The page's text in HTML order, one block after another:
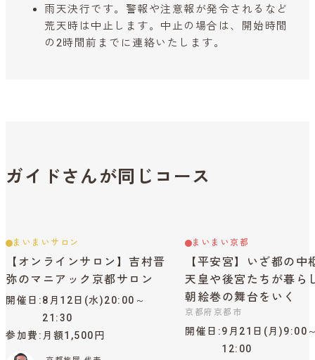
雨天決行です。警報や注意報が発令されるなど
荒天時は中止します。中止の場合は、開始時間
の2時間前までに連絡いたします。
ガイドさんが同じコース
まいまいサロン
【オンラインサロン】吉村晋
弥のマニアック京都サロン
開催日
8月12日(水)20:00～
21:30
参加費
月額1,500円
まいまい京都
【平安宮】いざ都の中
天皇や後宮たちが暮ら
朝絵巻の舞台をいく
京都府京都市
開催日
9月21日(月)9:00
12:00